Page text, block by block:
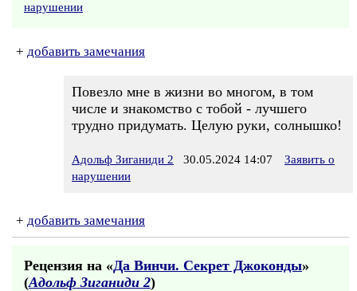
нарушении
+ добавить замечания
Повезло мне в жизни во многом, в том
числе и знакомство с тобой - лучшего
трудно придумать. Целую руки, солнышко!
Адольф Зиганиди 2 30.05.2024 14:07
Заявить о
нарушении
+ добавить замечания
Рецензия на «Да Винчи. Секрет Джоконды»
(Адольф Зиганиди 2)